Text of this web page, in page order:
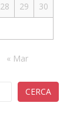
28 29
30
« Mar
CERCA